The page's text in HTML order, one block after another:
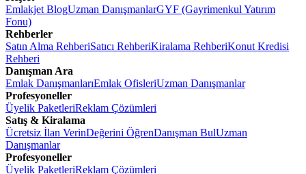
Emlakjet BlogUzman DanışmanlarGYF (Gayrimenkul Yatırım
Fonu)
Rehberler
Satın Alma RehberiSatıcı RehberiKiralama RehberiKonut Kredisi
Rehberi
Danışman Ara
Emlak DanışmanlarıEmlak OfisleriUzman Danışmanlar
Profesyoneller
Üyelik PaketleriReklam Çözümleri
Satış & Kiralama
Ücretsiz İlan VerinDeğerini ÖğrenDanışman BulUzman
Danışmanlar
Profesyoneller
Üyelik PaketleriReklam Çözümleri